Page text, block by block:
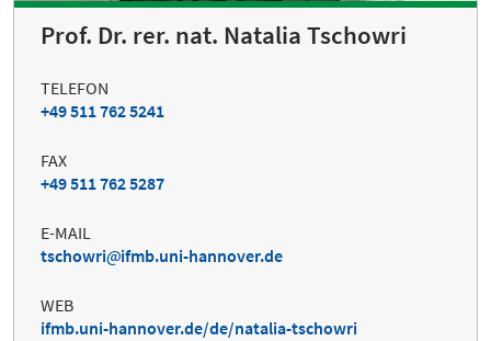
Prof. Dr. rer. nat. Natalia Tschowri
TELEFON
+49 511 762 5241
FAX
+49 511 762 5287
E-MAIL
tschowri
ifmb.uni-hannover.de
WEB
ifmb.uni-hannover.de/de/natalia-tschowri